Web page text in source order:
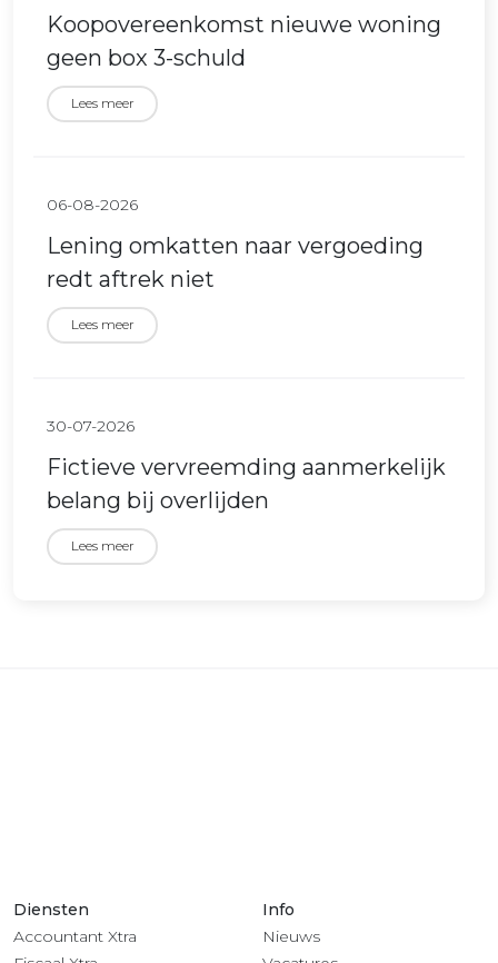
Koopovereenkomst nieuwe woning
geen box 3-schuld
Lees meer
06-08-2026
Lening omkatten naar vergoeding
redt aftrek niet
Lees meer
30-07-2026
Fictieve vervreemding aanmerkelijk
belang bij overlijden
Lees meer
Diensten
Accountant Xtra
Info
Nieuws